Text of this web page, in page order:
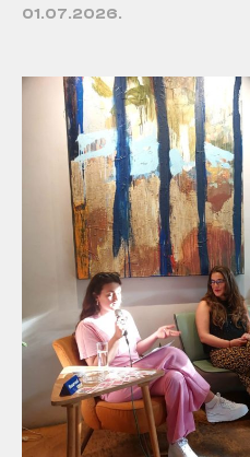
01.07.2026.